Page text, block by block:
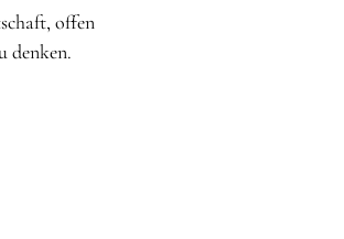
offen
denken.